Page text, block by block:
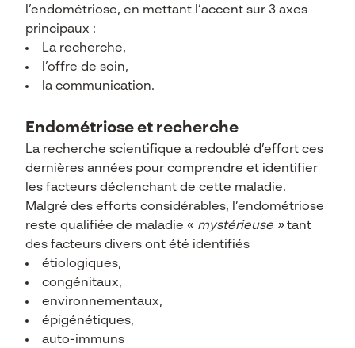
l’endométriose, en mettant l’accent sur 3 axes
principaux :
La recherche,
l’offre de soin,
la communication.
Endométriose et recherche
La recherche scientifique a redoublé d’effort ces
dernières années pour comprendre et identifier
les facteurs déclenchant de cette maladie.
Malgré des efforts considérables, l’endométriose
reste qualifiée de maladie « mystérieuse »tant
des facteurs divers ont été identifiés
étiologiques,
congénitaux,
environnementaux,
épigénétiques,
auto-immuns